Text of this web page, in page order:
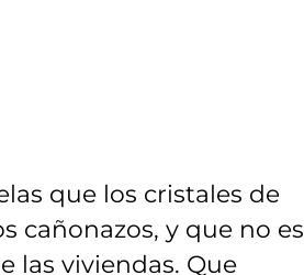
que los cristales de
cañonazos, y que no es
las viviendas. Que